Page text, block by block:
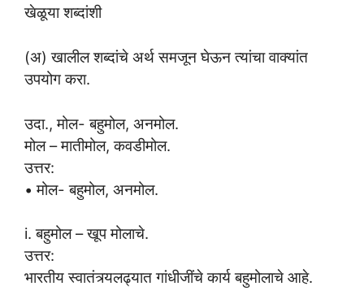
खेळूया शब्दांशी
(अ) खालील शब्दांचे अर्थ समजून घेऊन त्यांचा वाक्यांत
उपयोग करा.
उदा., मोल- बहुमोल, अनमोल.
मोल – मातीमोल, कवडीमोल.
उत्तर:
• मोल- बहुमोल, अनमोल.
i. बहुमोल – खूप मोलाचे.
उत्तर:
भारतीय स्वातंत्र्यलढ्यात गांधीजींचे कार्य बहुमोलाचे आहे.